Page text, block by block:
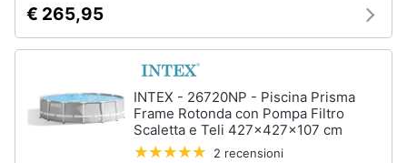
Vedi
tutti
€ 265,95
INTEX - 26720NP - Piscina Prisma
Frame Rotonda con Pompa Filtro
Scaletta e Teli 427x427x107 cm
2 recensioni